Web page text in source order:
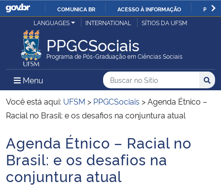
IR
O
COMUNICA BR ACESSO À INFORMAÇÃO
Ministério da Justiça e Segurança Pública
Ministério da Defesa
Ministério das Relações Exteriores
Ministério da Infraestrutura
Ministério da Agricultura, Pecuária e Abastecimento
LANGUAGES INTERNATIONAL SÍTIOS DA UFSM
PPGCSociais
Programa de Pós-Graduação em Ciências Sociais
Menu Menu Principal do Sítio
Busca
Buscar no no Sítio
Busca:
Você está aqui: UFSM > PPGCSociais >Agenda Étnico –
Racial no Brasil: e os desafios na conjuntura atual
Início do conteúdo
Agenda Étnico – Racial no
Brasil: e os desafios na
conjuntura atual